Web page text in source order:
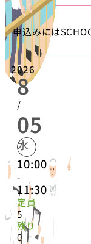
申込みには
2026
8
/
05
水
10:00
-
11:30
定員
5
残り
0